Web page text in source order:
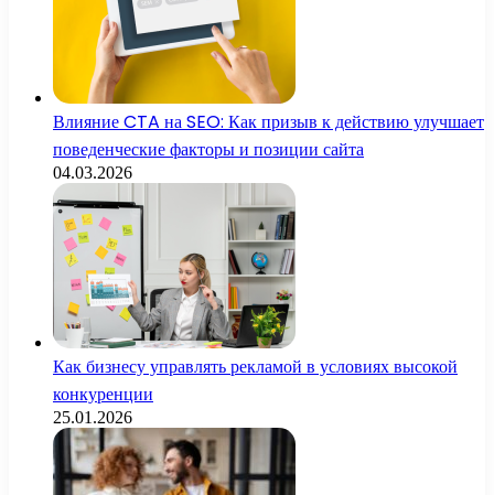
Влияние CTA на SEO: Как призыв к действию улучшает
поведенческие факторы и позиции сайта
04.03.2026
Как бизнесу управлять рекламой в условиях высокой
конкуренции
25.01.2026